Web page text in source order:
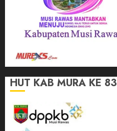
HUT KAB MURA KE 83